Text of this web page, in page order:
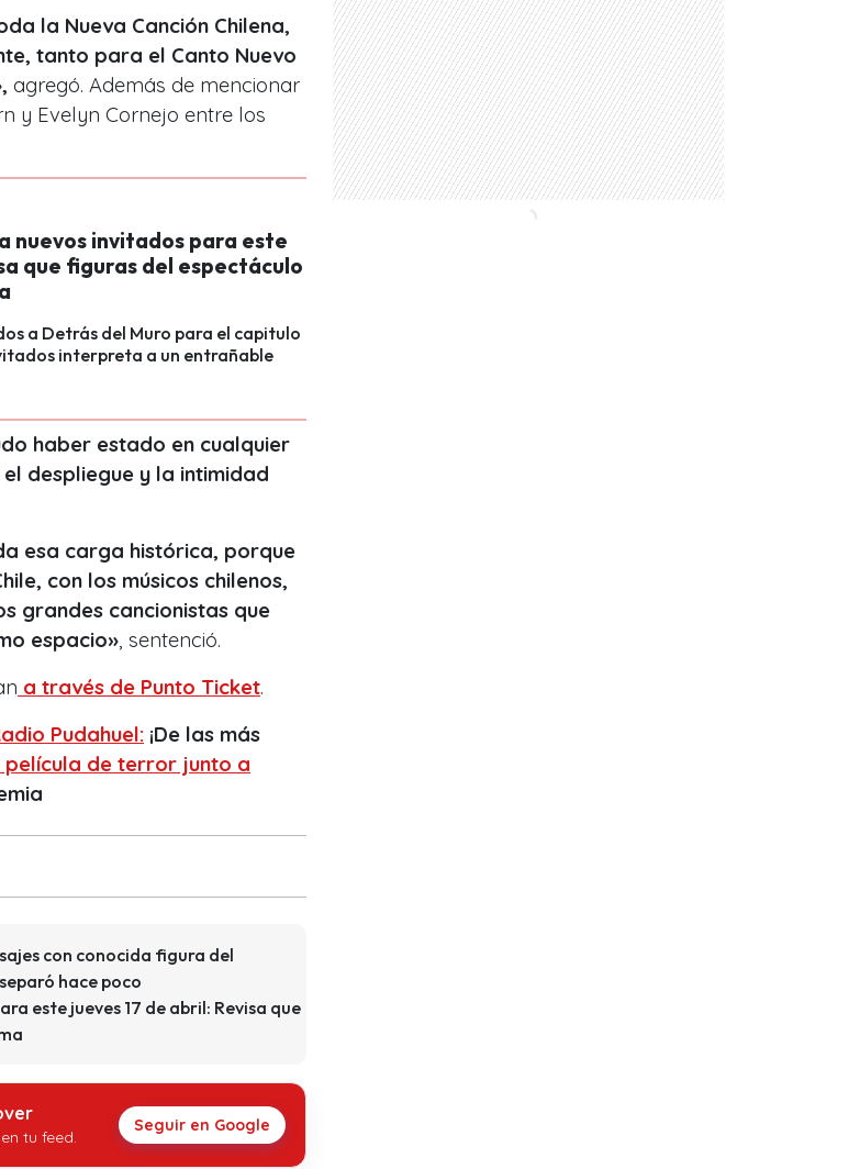
la Nueva Canción Chilena,
tanto para el Canto Nuevo
agregó. Además de mencionar
y Evelyn Cornejo entre los
nuevos invitados para este
que figuras del espectáculo
a Detrás del Muro para el capitulo
interpreta a un entrañable
haber estado en cualquier
despliegue y la intimidad
esa carga histórica, porque
con los músicos chilenos,
grandes cancionistas que
espacio» , sentenció.
a través de Punto Ticket.
Pudahuel: ¡De las más
de terror junto a
con conocida figura del
hace poco
este jueves 17 de abril: Revisa que
tu feed.
Seguir en Google